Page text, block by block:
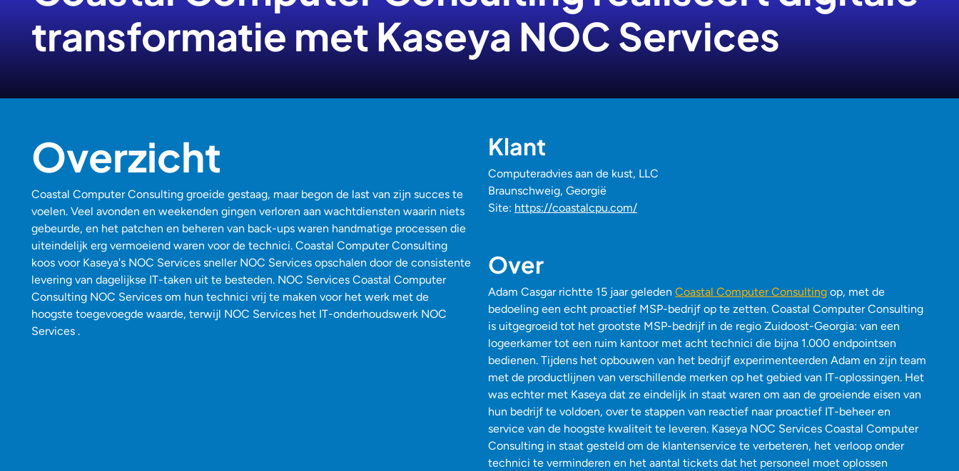
transformatie met Kaseya NOC Services
Overzicht
Coastal Computer Consulting groeide gestaag, maar begon de last van zijn succes te
voelen. Veel avonden en weekenden gingen verloren aan wachtdiensten waarin niets
gebeurde, en het patchen en beheren van back-ups waren handmatige processen die
uiteindelijk erg vermoeiend waren voor de technici. Coastal Computer Consulting
koos voor Kaseya's NOC Services sneller NOC Services opschalen door de consistente
levering van dagelijkse IT-taken uit te besteden. NOC Services Coastal Computer
Consulting NOC Services om hun technici vrij te maken voor het werk met de
hoogste toegevoegde waarde, terwijl NOC Services het IT-onderhoudswerk NOC
Services .
Klant
Computeradvies aan de kust, LLC
Braunschweig, Georgië
Site: https://coastalcpu.com/
Over
Adam Casgar richtte 15 jaar geleden Coastal Computer Consulting op, met de
bedoeling een echt proactief MSP-bedrijf op te zetten. Coastal Computer Consulting
is uitgegroeid tot het grootste MSP-bedrijf in de regio Zuidoost-Georgia: van een
logeerkamer tot een ruim kantoor met acht technici die bijna 1.000 endpointsen
bedienen. Tijdens het opbouwen van het bedrijf experimenteerden Adam en zijn team
met de productlijnen van verschillende merken op het gebied van IT-oplossingen. Het
was echter met Kaseya dat ze eindelijk in staat waren om aan de groeiende eisen van
hun bedrijf te voldoen, over te stappen van reactief naar proactief IT-beheer en
service van de hoogste kwaliteit te leveren. Kaseya NOC Services Coastal Computer
Consulting in staat gesteld om de klantenservice te verbeteren, het verloop onder
technici te verminderen en het aantal tickets dat het personeel moet oplossen